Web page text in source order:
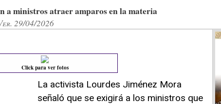
a ministros atraer amparos en la materia
29/04/2026
Click para ver fotos
La activista Lourdes Jiménez Mora
señaló que se exigirá a los ministros que